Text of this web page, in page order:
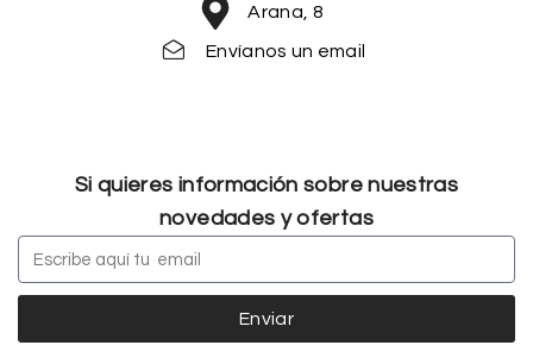
Arana, 8
Envíanos un email
Si quieres información sobre nuestras
novedades y ofertas
Enviar